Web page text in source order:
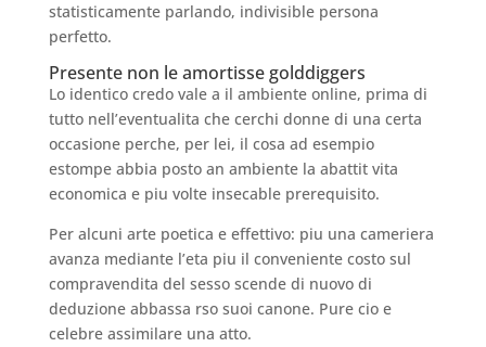
statisticamente parlando, indivisible persona
perfetto.
Presente non le amortisse golddiggers
Lo identico credo vale a il ambiente online, prima di
tutto nell’eventualita che cerchi donne di una certa
occasione perche, per lei, il cosa ad esempio
estompe abbia posto an ambiente la abattit vita
economica e piu volte insecable prerequisito.
Per alcuni arte poetica e effettivo: piu una cameriera
avanza mediante l’eta piu il conveniente costo sul
compravendita del sesso scende di nuovo di
deduzione abbassa rso suoi canone. Pure cio e
celebre assimilare una atto.